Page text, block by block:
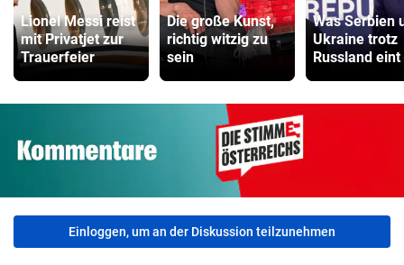
Lionel Messi reist
mit Privatjet zur
Trauerfeier
Die große Kunst,
richtig witzig zu
sein
Was Serbien
Ukraine trotz
Russland eint
Einloggen, um an der Diskussion teilzunehmen